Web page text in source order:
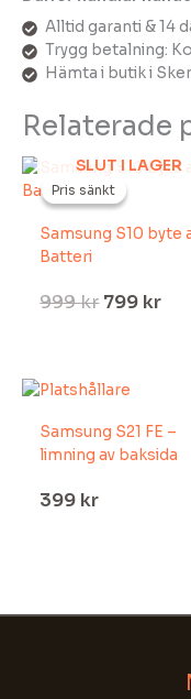
Alltid garanti & 14
Trygg betalning:
Hämta i butik i
Relaterade
Pris sänkt
SLUT I LAGER
Pris sänkt
Samsung S10 byte
Batteri
999kr
Det
priset
var:
799 kr
Det
är:
Samsung S21 FE –
limning av baksida
399 kr
MD Service